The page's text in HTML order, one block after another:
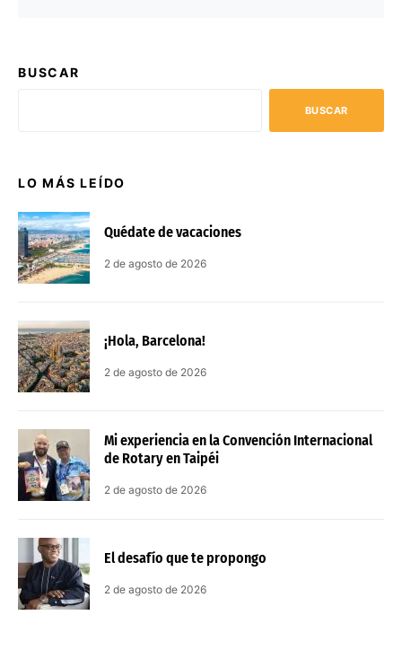
BUSCAR
BUSCAR
LO MÁS LEÍDO
Quédate de vacaciones
2 de agosto de 2026
¡Hola, Barcelona!
2 de agosto de 2026
Mi experiencia en la Convención Internacional
de Rotary en Taipéi
2 de agosto de 2026
El desafío que te propongo
2 de agosto de 2026